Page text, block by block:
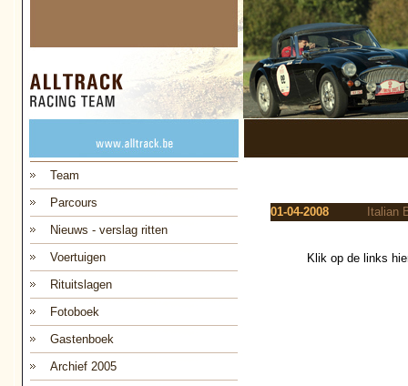
Team
Parcours
Nieuws - verslag ritten
Voertuigen
Rituitslagen
Fotoboek
Gastenboek
Archief 2005
01-04-2008 Italian
Klik op de links